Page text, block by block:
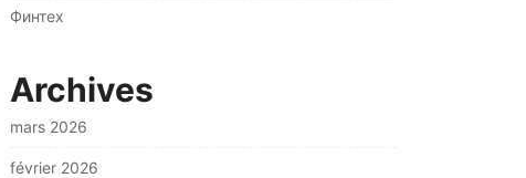
Финтех
Archives
mars 2026
février 2026